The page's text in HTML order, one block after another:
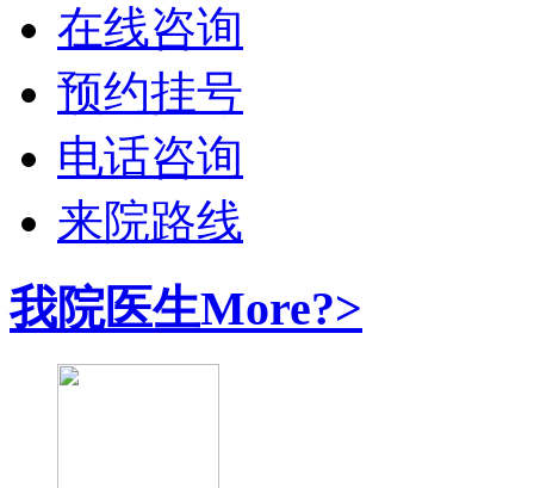
在线咨询
预约挂号
电话咨询
来院路线
我院医生More?>